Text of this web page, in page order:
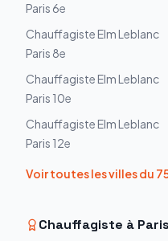
Paris 6e
Chauffagiste Elm Leblanc
Paris 8e
Chauffagiste Elm Leblanc
Paris 10e
Chauffagiste Elm Leblanc
Paris 12e
Voir toutes les villes du
Chauffagiste à